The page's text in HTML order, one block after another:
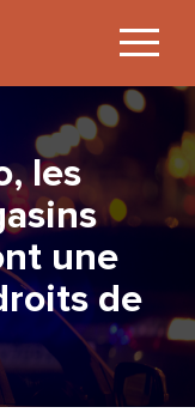
les
une
de